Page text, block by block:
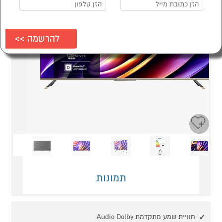
תמונות
חוויית שמע מתקדמת Audio Dolby